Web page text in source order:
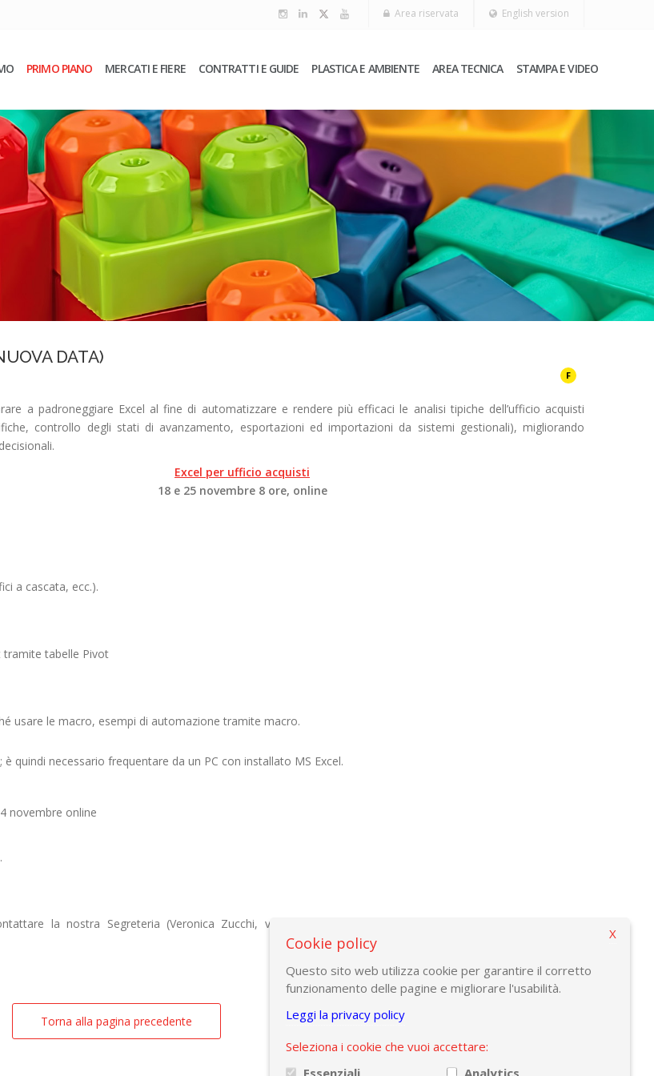
English version
Area riservata
PRIMO PIANO MERCATI E FIERE CONTRATTI E GUIDE PLASTICA E AMBIENTE AREA TECNICA STAMPA E VIDEO
DATA)
F
a padroneggiare Excel al fine di automatizzare e rendere più efficaci le analisi tipiche dell’ufficio acquisti
controllo degli stati di avanzamento, esportazioni ed importazioni da sistemi gestionali), migliorando
Excel per ufficio acquisti
18 e 25 novembre 8 ore, online
a cascata, ecc.).
tramite tabelle Pivot
usare le macro, esempi di automazione tramite macro.
quindi necessario frequentare da un PC con installato MS Excel.
novembre online
.
la nostra Segreteria (Veronica Zucchi, v.zucchi@amaplast.org) oppure l'ufficio formazione di SBS
Torna alla pagina precedente
Cookie policy
Questo sito web utilizza cookie per garantire il corretto
funzionamento delle pagine e migliorare l'usabilità.
Leggi la privacy policy
Seleziona i cookie che vuoi accettare:
Essenziali
Analytics
X